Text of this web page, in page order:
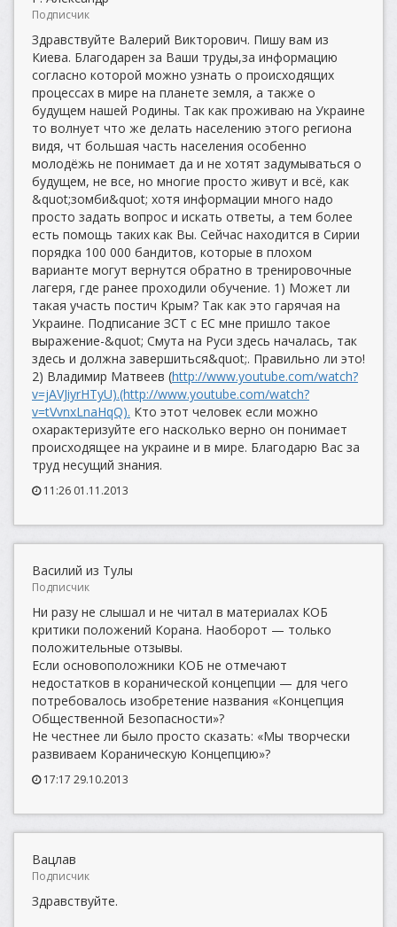
Подписчик
Здравствуйте Валерий Викторович. Пишу вам из
Киева. Благодарен за Ваши труды,за информацию
согласно которой можно узнать о происходящих
процессах в мире на планете земля, а также о
будущем нашей Родины. Так как проживаю на Украине
то волнует что же делать населению этого региона
видя, чт большая часть населения особенно
молодёжь не понимает да и не хотят задумываться о
будущем, не все, но многие просто живут и всё, как
&quot;зомби&quot; хотя информации много надо
просто задать вопрос и искать ответы, а тем более
есть помощь таких как Вы. Сейчас находится в Сирии
порядка 100 000 бандитов, которые в плохом
варианте могут вернутся обратно в тренировочные
лагеря, где ранее проходили обучение. 1) Может ли
такая участь постич Крым? Так как это гарячая на
Украине. Подписание ЗСТ с ЕС мне пришло такое
выражение-&quot; Смута на Руси здесь началась, так
здесь и должна завершиться&quot;. Правильно ли это!
2) Владимир Матвеев (http://www.youtube.com/watch?
v=jAVJiyrHTyU).(http://www.youtube.com/watch?
v=tVvnxLnaHqQ). Кто этот человек если можно
охарактеризуйте его насколько верно он понимает
происходящее на украине и в мире. Благодарю Вас за
труд несущий знания.
11:26 01.11.2013
Василий из Тулы
Подписчик
Ни разу не слышал и не читал в материалах КОБ
критики положений Корана. Наоборот — только
положительные отзывы.
Если основоположники КОБ не отмечают
недостатков в коранической концепции — для чего
потребовалось изобретение названия «Концепция
Общественной Безопасности»?
Не честнее ли было просто сказать: «Мы творчески
развиваем Кораническую Концепцию»?
17:17 29.10.2013
Вацлав
Подписчик
Здравствуйте.